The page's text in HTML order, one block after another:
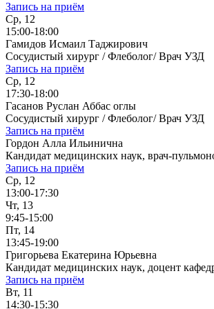
Запись на приём
Ср, 12
15:00-18:00
Гамидов Исмаил Таджирович
Сосудистый хирург / Флеболог/ Врач УЗД
Запись на приём
Ср, 12
17:30-18:00
Гасанов Руслан Аббас оглы
Сосудистый хирург / Флеболог/ Врач УЗД
Запись на приём
Гордон Алла Ильинична
Кандидат медицинских наук, врач-
Запись на приём
Ср, 12
13:00-17:30
Чт, 13
9:45-15:00
Пт, 14
13:45-19:00
Григорьева Екатерина Юрьевна
Кандидат медицинских наук, доцент
Запись на приём
Вт, 11
14:30-15:30